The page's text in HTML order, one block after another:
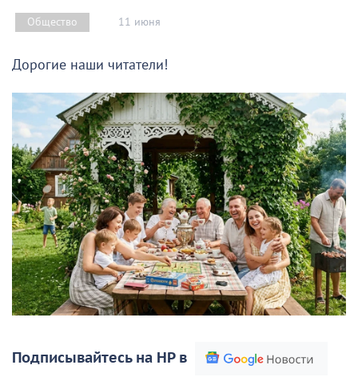
Общество 11 июня
Дорогие наши читатели!
Подписывайтесь на НР в